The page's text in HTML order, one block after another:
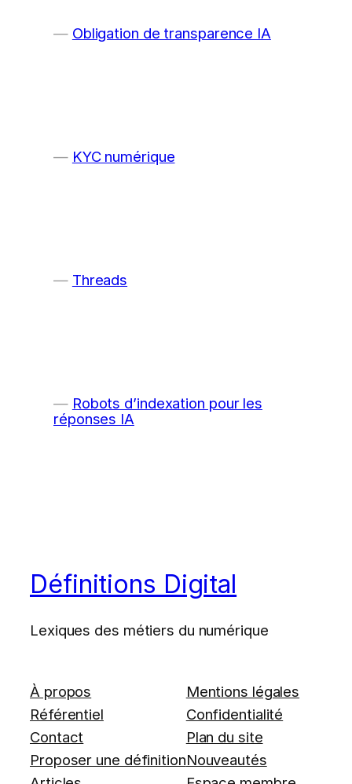
Obligation de transparence IA
KYC numérique
Threads
Robots d’indexation pour les
réponses IA
Définitions Digital
Lexiques des métiers du numérique
À propos
Référentiel
Contact
Proposer une définition
Mentions légales
Confidentialité
Plan du site
Nouveautés